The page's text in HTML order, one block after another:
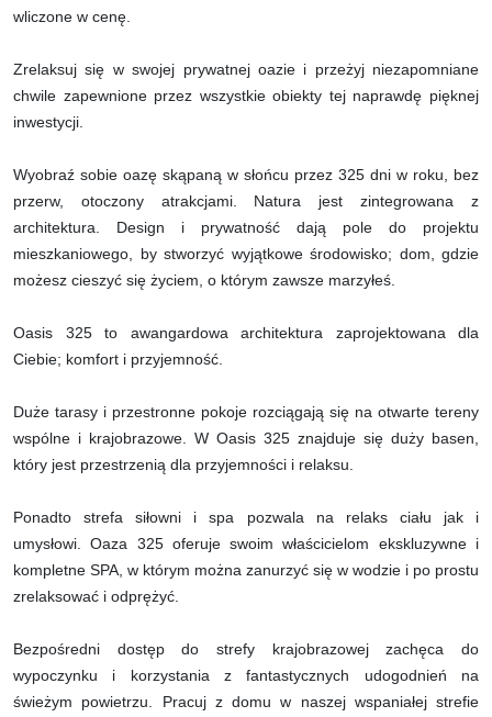
wliczone w cenę.
Zrelaksuj się w swojej prywatnej oazie i przeżyj niezapomniane
chwile zapewnione przez wszystkie obiekty tej naprawdę pięknej
inwestycji.
Wyobraź sobie oazę skąpaną w słońcu przez 325 dni w roku, bez
przerw, otoczony atrakcjami. Natura jest zintegrowana z
architektura. Design i prywatność dają pole do projektu
mieszkaniowego, by stworzyć wyjątkowe środowisko; dom, gdzie
możesz cieszyć się życiem, o którym zawsze marzyłeś.
Oasis 325 to awangardowa architektura zaprojektowana dla
Ciebie; komfort i przyjemność.
Duże tarasy i przestronne pokoje rozciągają się na otwarte tereny
wspólne i krajobrazowe. W Oasis 325 znajduje się duży basen,
który jest przestrzenią dla przyjemności i relaksu.
Ponadto strefa siłowni i spa pozwala na relaks ciału jak i
umysłowi. Oaza 325 oferuje swoim właścicielom ekskluzywne i
kompletne SPA, w którym można zanurzyć się w wodzie i po prostu
zrelaksować i odprężyć.
Bezpośredni dostęp do strefy krajobrazowej zachęca do
wypoczynku i korzystania z fantastycznych udogodnień na
świeżym powietrzu. Pracuj z domu w naszej wspaniałej strefie